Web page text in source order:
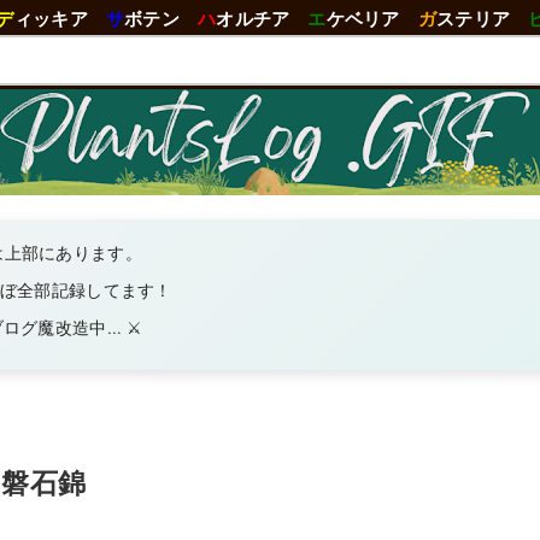
ィッキア サボテン ハオルチア エケベリア ガステリア
部にあります。
全部記録してます！
グ魔改造中... ⚔️
石錦